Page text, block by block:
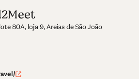
80A, loja 9, Areias de São João